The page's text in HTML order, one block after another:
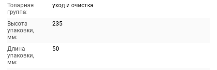
Товарная
группа:
уход и очистка
Высота
упаковки,
мм:
235
Длина
упаковки,
мм:
50